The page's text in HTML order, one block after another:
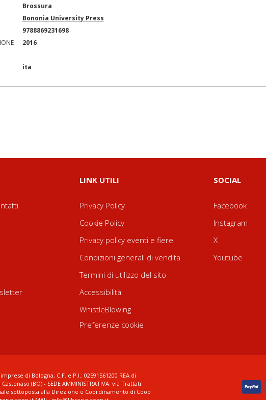
Brossura
Bononia University Press
9788869231698
2016
ita
LINK UTILI
Privacy Policy
Cookie Policy
Privacy policy eventi e fiere
Condizioni generali di vendita
Termini di utilizzo del sito
Accessibilità
WhistleBlowing
Preferenze cookie
SOCIAL
Facebook
Instagram
X
Youtube
di Bologna, C.F. e P.I.: 02591561200 REA di
(BO) - SEDE AMMINISTRATIVA: via Trattati
sottoposta alla Direzione e Coordinamento di Coop